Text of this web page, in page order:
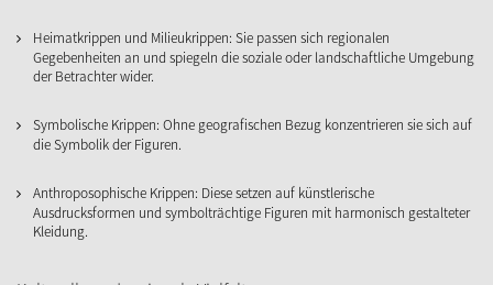
Heimatkrippen und Milieukrippen: Sie passen sich regionalen
Gegebenheiten an und spiegeln die soziale oder landschaftliche Umgebung
der Betrachter wider.
Symbolische Krippen: Ohne geografischen Bezug konzentrieren sie sich auf
die Symbolik der Figuren.
Anthroposophische Krippen: Diese setzen auf künstlerische
Ausdrucksformen und symbolträchtige Figuren mit harmonisch gestalteter
Kleidung.